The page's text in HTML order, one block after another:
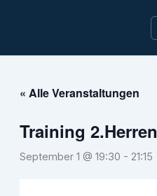
« Alle Veranstaltungen
Training 2.Herren
September 1 @ 19:30 - 21:15